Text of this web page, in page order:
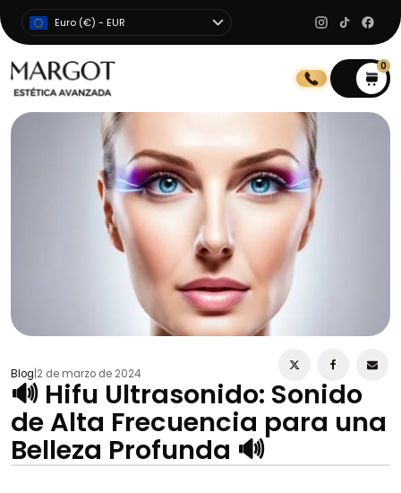
Euro (€) - EUR
0
Blog 2 de marzo de 2024
🔊 Hifu Ultrasonido: Sonido
de Alta Frecuencia para una
Belleza Profunda 🔊